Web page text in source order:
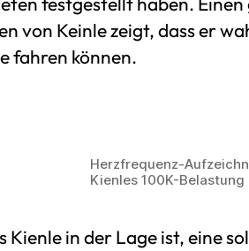
von Keinle zeigt, dass er
fahren können.
Herzfrequenz-
Kienles 100K-Belastung
Kienle in der Lage ist, eine